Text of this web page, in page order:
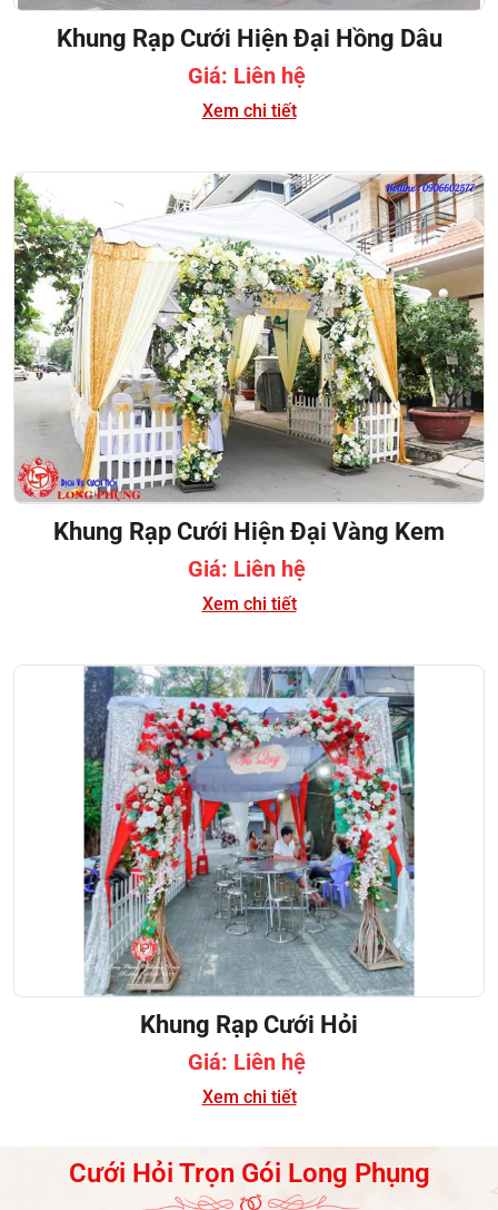
Khung Rạp Cưới Hiện Đại Hồng Dâu
Giá: Liên hệ
Xem chi tiết
Khung Rạp Cưới Hiện Đại Vàng Kem
Giá: Liên hệ
Xem chi tiết
Khung Rạp Cưới Hỏi
Giá: Liên hệ
Xem chi tiết
Cưới Hỏi Trọn Gói Long Phụng